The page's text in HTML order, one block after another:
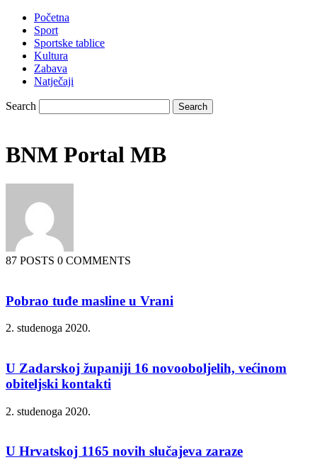
Početna
Sport
Sportske tablice
Kultura
Zabava
Natječaji
Search
BNM Portal MB
87 POSTS 0 COMMENTS
Pobrao tuđe masline u Vrani
2. studenoga 2020.
U Zadarskoj županiji 16 novooboljelih, većinom
obiteljski kontakti
2. studenoga 2020.
U Hrvatskoj 1165 novih slučajeva zaraze